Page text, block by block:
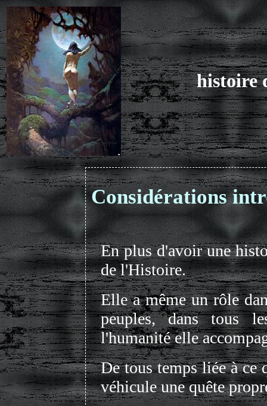
histoire
Considérations
En plus d'avoir une
de l'Histoire.
Elle a même un rôle
peuples, dans tous
l'humanité elle
De tous temps liée à ce
véhicule une quête